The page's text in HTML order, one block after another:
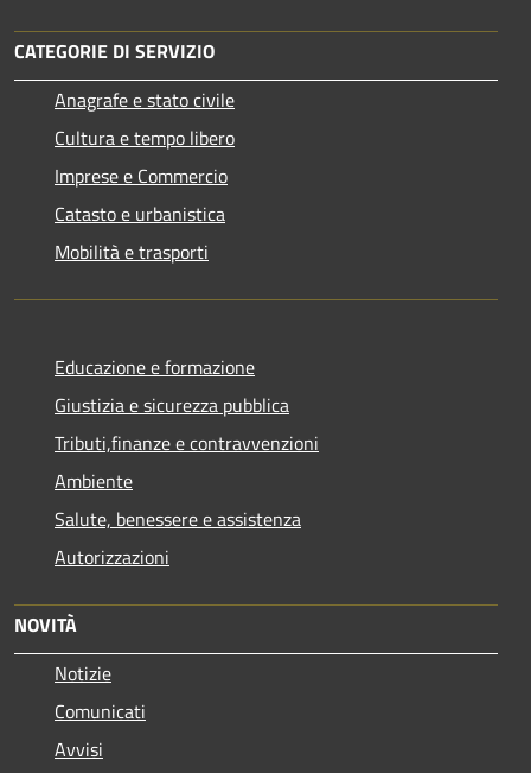
CATEGORIE DI SERVIZIO
Anagrafe e stato civile
Cultura e tempo libero
Imprese e Commercio
Catasto e urbanistica
Mobilità e trasporti
Educazione e formazione
Giustizia e sicurezza pubblica
Tributi,finanze e contravvenzioni
Ambiente
Salute, benessere e assistenza
Autorizzazioni
NOVITÀ
Notizie
Comunicati
Avvisi